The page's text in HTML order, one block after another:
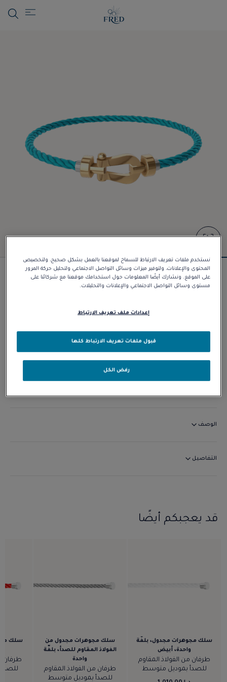
سوار Force 10
الاتصال بنا
التوافر في المتجر
الوصف
التفاصيل
قد يعجبكم أيضًا
سلك مجوهرات مجدول، بلفّة
واحدة، أبيض
طرفان من الفولاذ المقاوم
للصدأ بموديل متوسط
سلك مجوهرات مجدول من
الفولاذ المقاوم للصدأ، بلفّة
واحدة
طرفان من الفولاذ المقاوم
للصدأ بموديل متوسط
سلك
طرفان
نستخدم ملفات تعريف الارتباط للسماح لموقعنا بالعمل بشكل صحيح، ولتخصيص
المحتوى والإعلانات، ولتوفير ميزات وسائل التواصل الاجتماعي ولتحليل حركة المرور
على الموقع. ونشارك أيضًا المعلومات حول استخدامك موقعنا مع شركائنا على
مستوى وسائل التواصل الاجتماعي والإعلانات والتحليلات.
إعدادات ملف تعريف الارتباط
رفض الكل
قبول ملفات تعريف الارتباط كلها